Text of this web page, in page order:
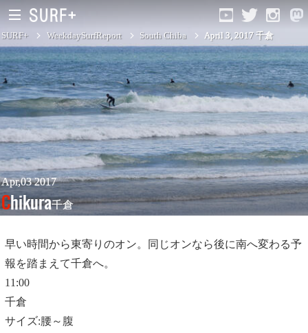
South Ibaraki
North Chiba
South Chiba
Unusually
Video Logs
SURF+ WeekdaySurfReport South Chiba April 3, 2017 千倉
Apr,03 2017
Chikura千倉
早い時間から東寄りのオン。同じオンなら後に南へ変わる予
報を踏まえて千倉へ。
11:00
千倉
サイズ:腰～腹